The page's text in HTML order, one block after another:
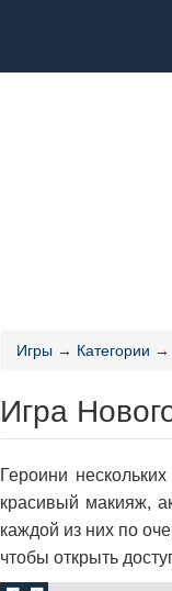
Игры → Категории →
Игра
Героини
красивый макияж,
каждой из них по
чтобы открыть